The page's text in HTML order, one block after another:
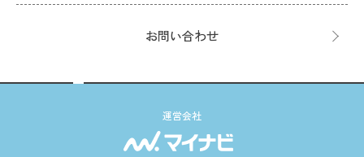
お問い合わせ
運営会社